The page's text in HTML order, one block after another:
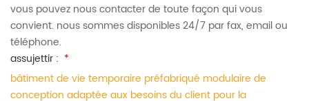
vous pouvez nous contacter de toute façon qui vous
convient. nous sommes disponibles 24/7 par fax, email ou
téléphone.
assujettir : *
bâtiment de vie temporaire préfabriqué modulaire de
conception adaptée aux besoins du client pour la